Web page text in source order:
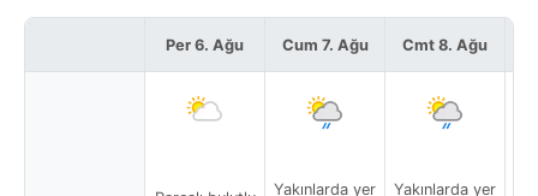
Per 6. Ağu Cum 7. Ağu
Yakınlarda yer
Cmt 8. Ağu
Yakınlarda yer